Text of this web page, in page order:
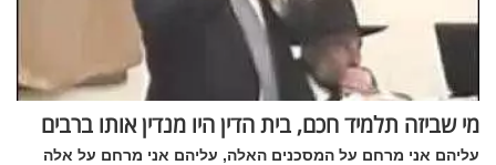
מי שביזה תלמיד חכם, בית הדין היו מנדין אותו ברבים
עליהם אני מרחם על המסכנים האלה, עליהם אני מרחם על אלה